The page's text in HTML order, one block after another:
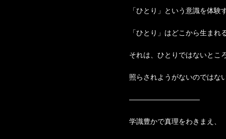
「ひとり」という意識を体験
「ひとり」はどこから生まれ
それは、ひとりではないとこ
照らされようがないのではな
——————————
学識豊かで真理をわきまえ、